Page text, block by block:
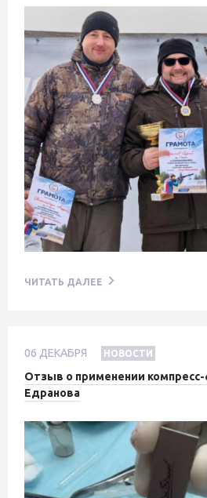
ЧИТАТЬ ДАЛЕЕ
06 ДЕКАБРЯ НОВОСТИ
Отзыв о применении
Едранова